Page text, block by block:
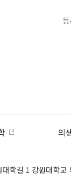
생명공학과
대학길 1 강원대학